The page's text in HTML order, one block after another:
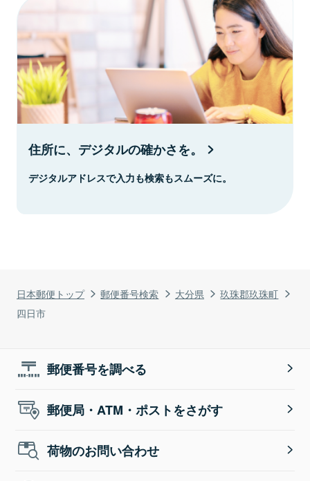
日本郵便トップ 郵便番号検索 大分県
玖珠郡玖珠町
四日市
住所に、デジタルの確かさを。
デジタルアドレスで入力も検索もスムーズに。
郵便番号を調べる
郵便局・ATM・ポストをさがす
荷物のお問い合わせ